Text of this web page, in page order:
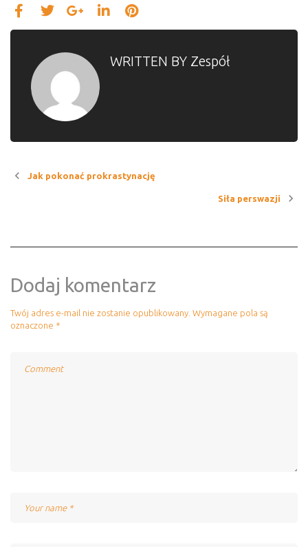
WRITTEN BY Zespół
Jak pokonać prokrastynację
Siła perswazji
Dodaj komentarz
Twój adres e-mail nie zostanie opublikowany. Wymagane pola są
oznaczone *